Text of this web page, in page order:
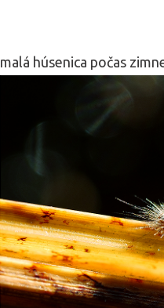
malá húsenica počas